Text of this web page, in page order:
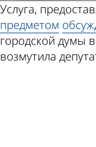
Услуга,
предметом
городской думы
возмутила